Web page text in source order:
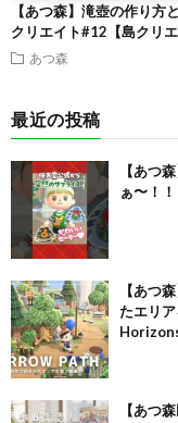
【あつ森】滝壺の作り
クリエイト#12【島クリエ
あつ森
最近の投稿
【あつ
ぁ〜！
【あつ
たエリ
【あつ